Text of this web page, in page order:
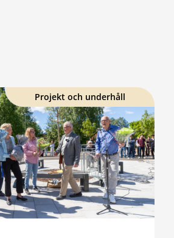
Projekt och underhåll